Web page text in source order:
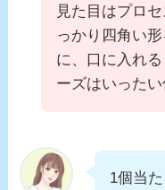
見た目はプロ
っかり四角い
に、口に入れ
ーズはいった
1個当